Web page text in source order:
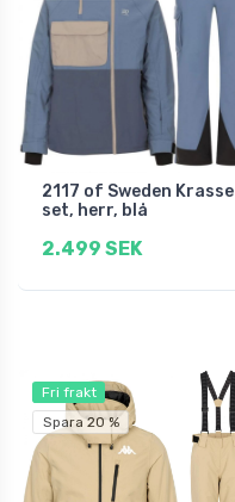
2117 of Sweden Krasse
set, herr, blå
2.499 SEK
Fri frakt
Spara 20 %